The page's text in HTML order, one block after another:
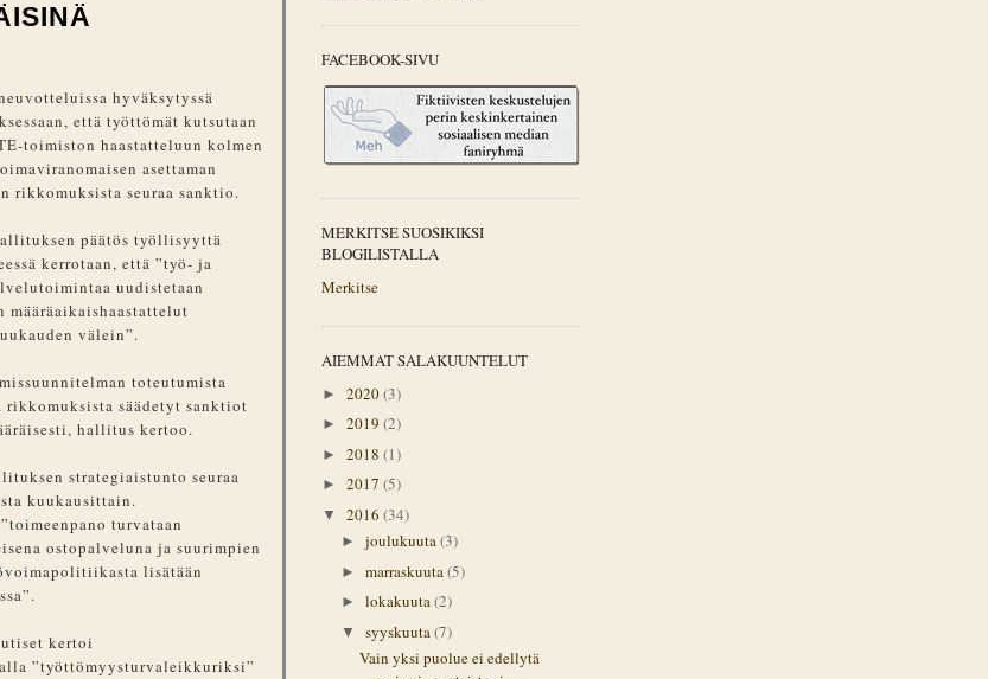
hyväksytyssä
että työttömät kutsutaan
toimiston haastatteluun kolmen
asettaman
rikkomuksista seuraa sanktio.
päätös työllisyyttä
kerrotaan, että ”työ- ja
uudistetaan
välein”.
toteutumista
rikkomuksista säädetyt sanktiot
hallitus kertoo.
strategiaistunto seuraa
kuukausittain.
turvataan
ostopalveluna ja suurimpien
lisätään
kertoi
”työttömyysturvaleikkuriksi”
FACEBOOK-SIVU
MERKITSE SUOSIKIKSI
BLOGILISTALLA
Merkitse
AIEMMAT SALAKUUNTELUT
► 2020(3)
► 2019 (2)
► 2018 (1)
► 2017 (5)
▼ 2016 (34)
► joulukuuta(3)
► marraskuuta (5)
► lokakuuta(2)
▼ syyskuuta (7)
Vain yksi puolue ei edellytä